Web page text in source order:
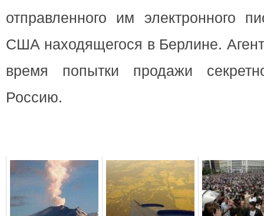
отправленного им электронного
США находящегося в Берлине.
время попытки продажи
Россию.